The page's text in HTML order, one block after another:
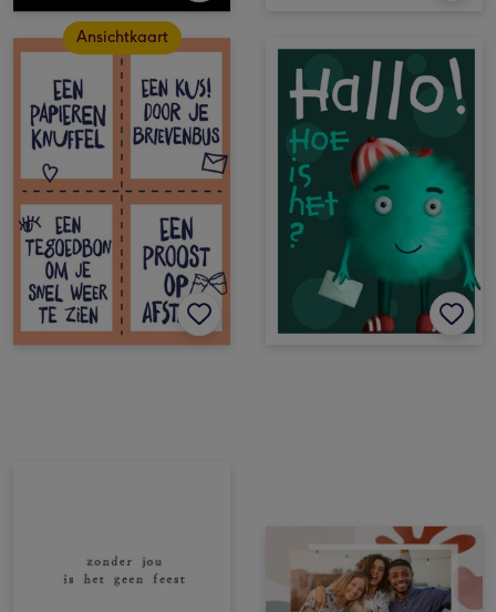
Ansichtkaart